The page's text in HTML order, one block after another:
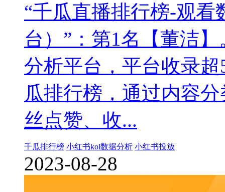
“千瓜直播排行榜-观
台）”：第1名【董洁
分析平台，平台收录
瓜排行榜，通过内容
丝点赞、收...
千瓜排行榜 小红书kol数据分析 小红书投放
2023-08-28